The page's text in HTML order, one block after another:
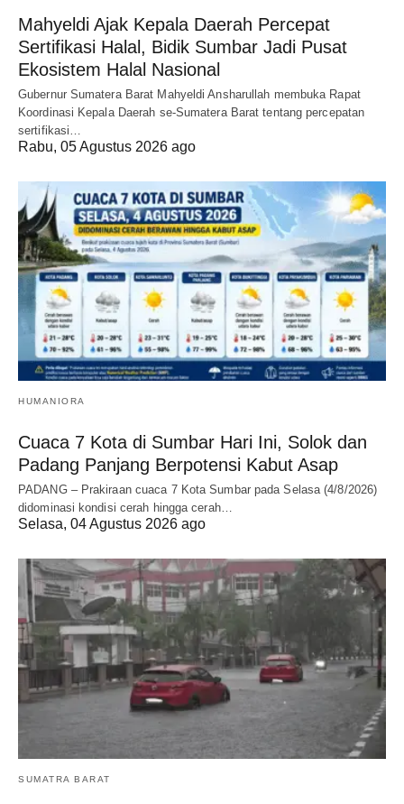
Mahyeldi Ajak Kepala Daerah Percepat
Sertifikasi Halal, Bidik Sumbar Jadi Pusat
Ekosistem Halal Nasional
Gubernur Sumatera Barat Mahyeldi Ansharullah membuka Rapat
Koordinasi Kepala Daerah se-Sumatera Barat tentang percepatan
sertifikasi…
Rabu, 05 Agustus 2026 ago
HUMANIORA
Cuaca 7 Kota di Sumbar Hari Ini, Solok dan
Padang Panjang Berpotensi Kabut Asap
PADANG – Prakiraan cuaca 7 Kota Sumbar pada Selasa (4/8/2026)
didominasi kondisi cerah hingga cerah…
Selasa, 04 Agustus 2026 ago
SUMATRA BARAT